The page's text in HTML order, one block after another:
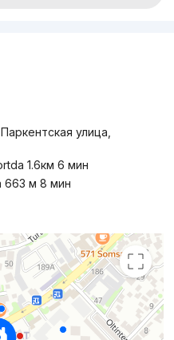
улица,
1.6км 6 мин
663 м 8 мин